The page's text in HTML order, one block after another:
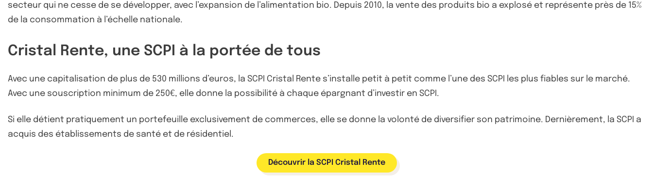
secteur qui ne cesse de se développer, avec l’expansion de l’alimentation bio. Depuis 2010, la vente des produits bio a explosé et représente près de 15%
de la consommation à l’échelle nationale.
Cristal Rente, une SCPI à la portée de tous
Avec une capitalisation de plus de 530 millions d’euros, la SCPI Cristal Rente s’installe petit à petit comme l’une des SCPI les plus fiables sur le marché.
Avec une souscription minimum de 250€, elle donne la possibilité à chaque épargnant d’investir en SCPI.
Si elle détient pratiquement un portefeuille exclusivement de commerces, elle se donne la volonté de diversifier son patrimoine. Dernièrement, la SCPI a
acquis des établissements de santé et de résidentiel.
Découvrir la SCPI Cristal Rente